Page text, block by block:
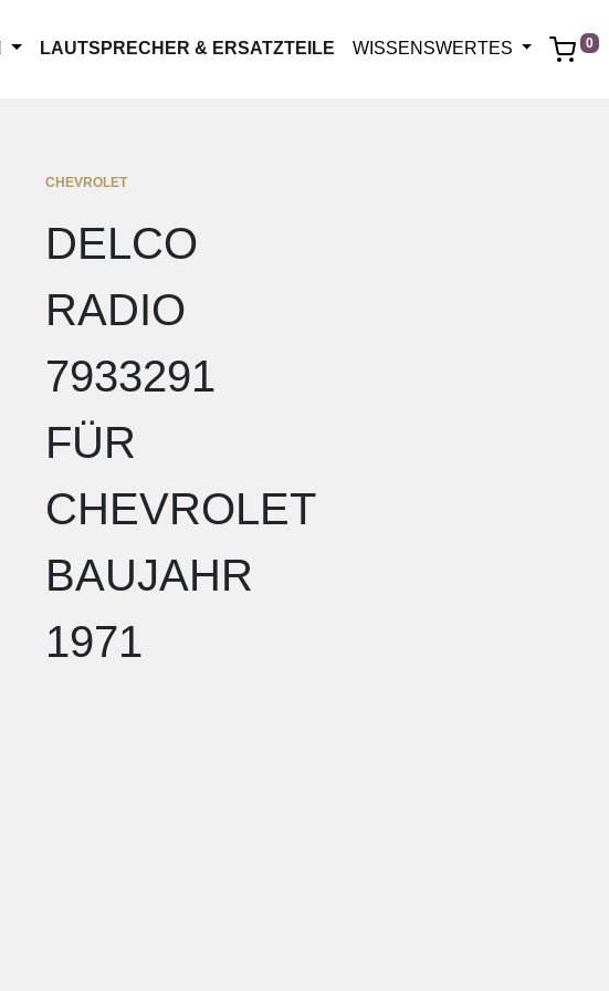
LAUTSPRECHER & ERSATZTEILE WISSENSWERTES 0
CHEVROLET
DELCO
RADIO
7933291
FÜR
CHEVROLET
BAUJAHR
1971